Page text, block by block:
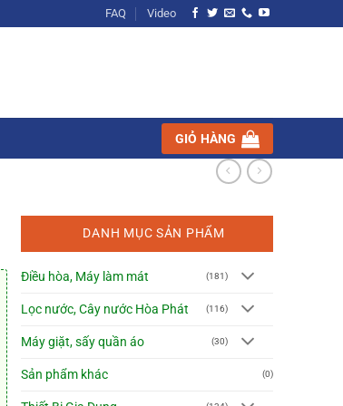
FAQ Video
GIỎ HÀNG
DANH MỤC SẢN PHẨM
Điều hòa, Máy làm mát (181)
Lọc nước, Cây nước Hòa Phát (116)
Máy giặt, sấy quần áo (30)
Sản phẩm khác (0)